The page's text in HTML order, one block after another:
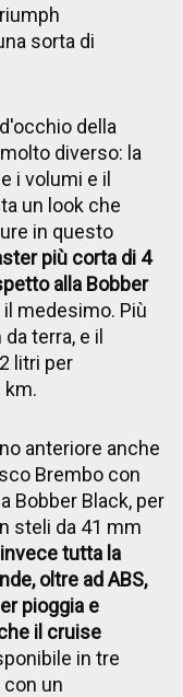
sorta di
della
diverso: la
i volumi e il
un look che
in questo
più corta di 4
alla Bobber
medesimo. Più
terra, e il
litri per
km.
anteriore anche
Brembo con
Bobber Black, per
steli da 41 mm
tutta la
oltre ad ABS,
pioggia e
il cruise
in tre
un